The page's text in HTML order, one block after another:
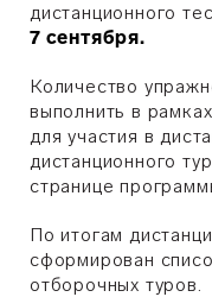
дистанционного
7 сентября.
Количество
выполнить в
для участия в
дистанционного
странице
По итогам
сформирован
отборочных туров.